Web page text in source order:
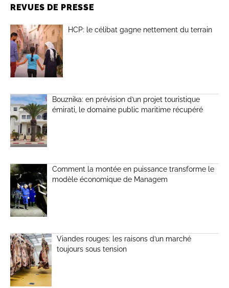
REVUES DE PRESSE
HCP: le célibat gagne nettement du terrain
Bouznika: en prévision d’un projet touristique
émirati, le domaine public maritime récupéré
Comment la montée en puissance transforme le
modèle économique de Managem
Viandes rouges: les raisons d’un marché
toujours sous tension